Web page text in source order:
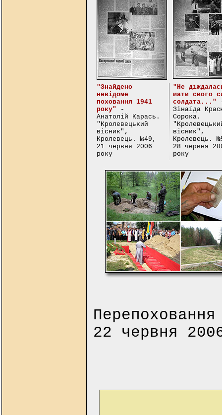
"Знайдено
невідоме
поховання 1941
року" -
Анатолій Карась.
"Кролевецький
вісник",
Кролевець. №49,
21 червня 2006
року
"Не
мати свого
солдата..."
Зінаїда
Сорока.
вісник",
Кролевець.
28 червня
року
22 червня